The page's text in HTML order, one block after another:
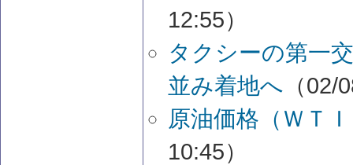
12:55）
タクシーの第一
並み着地へ （02/
原油価格（ＷＴ
10:45）